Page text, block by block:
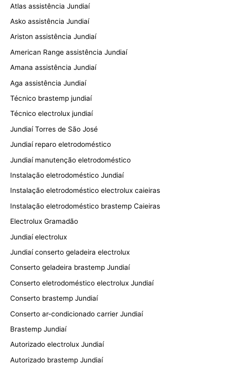
Atlas assistência Jundiaí
Asko assistência Jundiaí
Ariston assistência Jundiaí
American Range assistência Jundiaí
Amana assistência Jundiaí
Aga assistência Jundiaí
Técnico brastemp jundiaí
Técnico electrolux jundiaí
Jundiaí Torres de São José
Jundiaí reparo eletrodoméstico
Jundiaí manutenção eletrodoméstico
Instalação eletrodoméstico Jundiaí
Instalação eletrodoméstico electrolux caieiras
Instalação eletrodoméstico brastemp Caieiras
Electrolux Gramadão
Jundiaí electrolux
Jundiaí conserto geladeira electrolux
Conserto geladeira brastemp Jundiaí
Conserto eletrodoméstico electrolux Jundiaí
Conserto brastemp Jundiaí
Conserto ar-condicionado carrier Jundiaí
Brastemp Jundiaí
Autorizado electrolux Jundiaí
Autorizado brastemp Jundiaí